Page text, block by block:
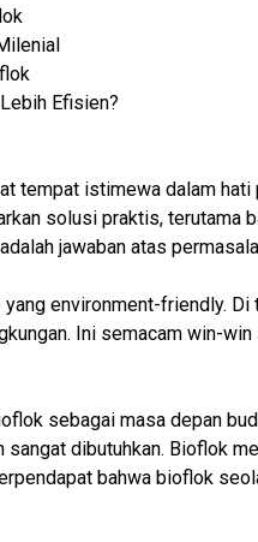
Efisien?
tempat istimewa dalam
solusi praktis, terutama
jawaban atas
environment-friendly. Di
Ini semacam win-
sebagai masa depan
dibutuhkan. Bioflok
bahwa bioflok